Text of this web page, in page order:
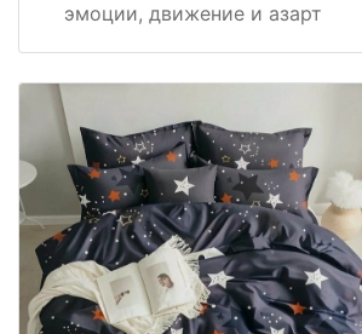
эмоции, движение и азарт